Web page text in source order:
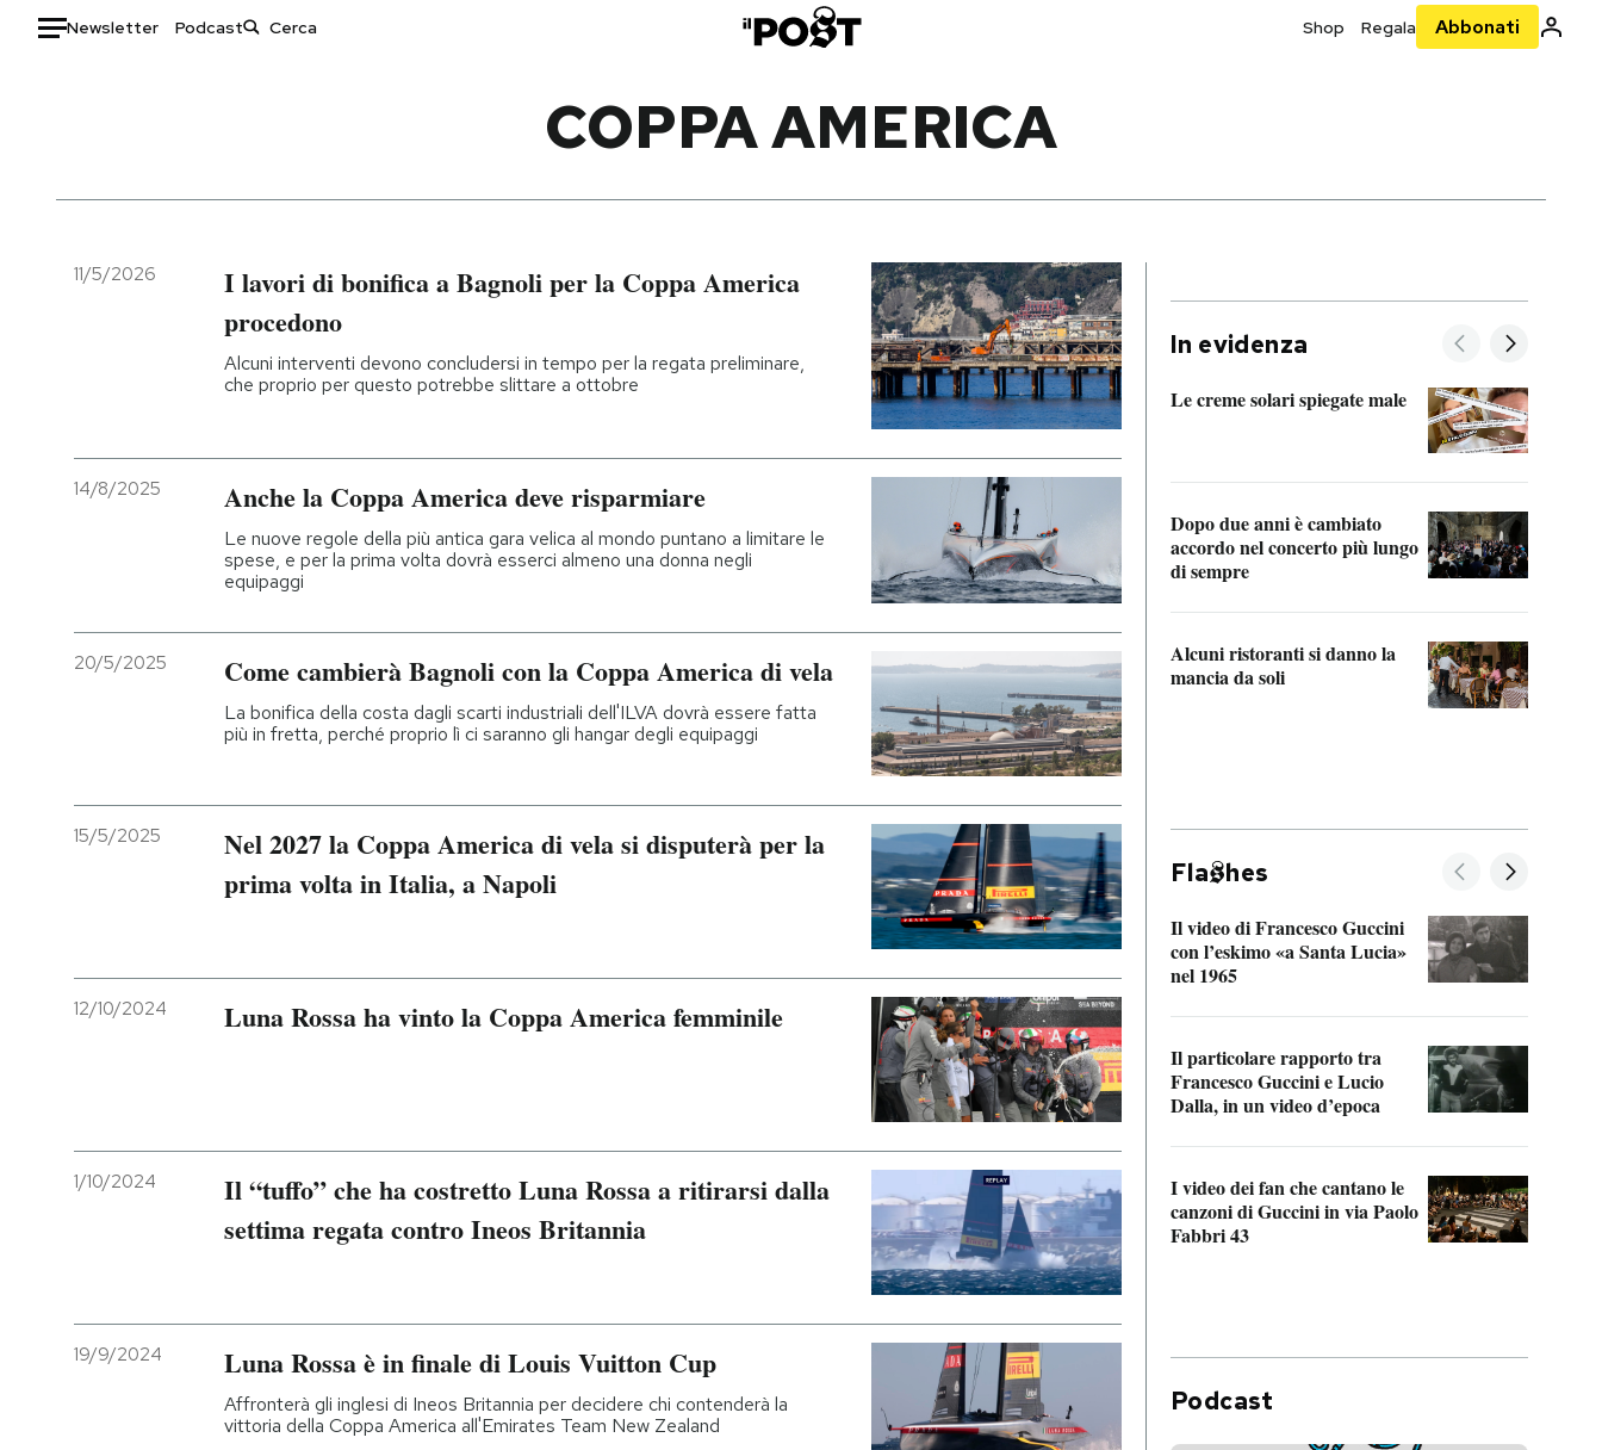
Newsletter Podcast Shop Regala Abbonati
Italia
Politica
Moda
Ok Boomer!
Media
NEWSLETTER
I MIEI PREFERITI
AREA PERSONALE
Entra
COPPA AMERICA
11/5/2026
I lavori di bonifica a Bagnoli per la Coppa America
procedono
Alcuni interventi devono concludersi in tempo per la regata preliminare,
che proprio per questo potrebbe slittare a ottobre
14/8/2025 Anche la Coppa America deve risparmiare
Le nuove regole della più antica gara velica al mondo puntano a limitare le
spese, e per la prima volta dovrà esserci almeno una donna negli
equipaggi
20/5/2025 Come cambierà Bagnoli con la Coppa America di vela
La bonifica della costa dagli scarti industriali dell'ILVA dovrà essere fatta
più in fretta, perché proprio lì ci saranno gli hangar degli equipaggi
15/5/2025
Nel 2027 la Coppa America di vela si disputerà per la
prima volta in Italia, a Napoli
12/10/2024 Luna Rossa ha vinto la Coppa America femminile
1/10/2024
Il “tuffo” che ha costretto Luna Rossa a ritirarsi dalla
settima regata contro Ineos Britannia
19/9/2024 Luna Rossa è in finale di Louis Vuitton Cup
Affronterà gli inglesi di Ineos Britannia per decidere chi contenderà la
vittoria della Coppa America all'Emirates Team New Zealand
In evidenza
Le creme solari spiegate male
Dopo due anni è cambiato
accordo nel concerto più lungo
di sempre
Alcuni ristoranti si danno la
mancia da soli
Fla hes
Il video di Francesco Guccini
con l’eskimo «a Santa Lucia»
nel 1965
Il particolare rapporto tra
Francesco Guccini e Lucio
Dalla, in un video d’epoca
I video dei fan che cantano le
canzoni di Guccini in via Paolo
Fabbri 43
Podcast